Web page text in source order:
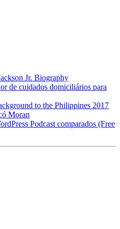
Jr. Biography
de cuidados domiciliários para
to the Philippines 2017
Moran
Podcast comparados (Free